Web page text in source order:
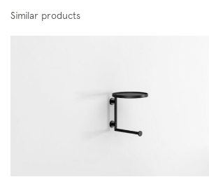
Similar products